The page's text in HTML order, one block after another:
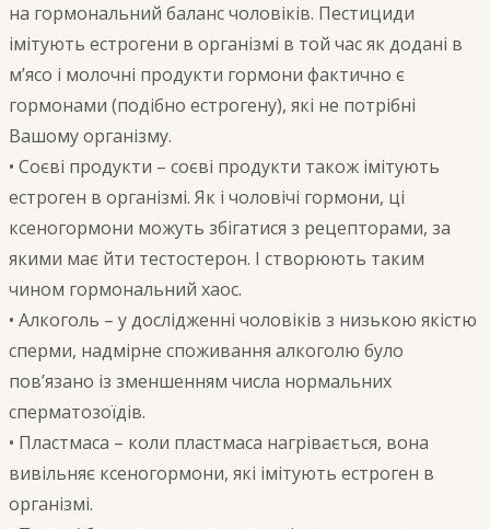
на гормональний баланс чоловіків. Пестициди
імітують естрогени в організмі в той час як додані в
м’ясо і молочні продукти гормони фактично є
гормонами (подібно естрогену), які не потрібні
Вашому організму.
• Соєві продукти – соєві продукти також імітують
естроген в організмі. Як і чоловічі гормони, ці
ксеногормони можуть збігатися з рецепторами, за
якими має йти тестостерон. І створюють таким
чином гормональний хаос.
• Алкоголь – у дослідженні чоловіків з низькою якістю
сперми, надмірне споживання алкоголю було
пов’язано із зменшенням числа нормальних
сперматозоїдів.
• Пластмаса – коли пластмаса нагрівається, вона
вивільняє ксеногормони, які імітують естроген в
організмі.